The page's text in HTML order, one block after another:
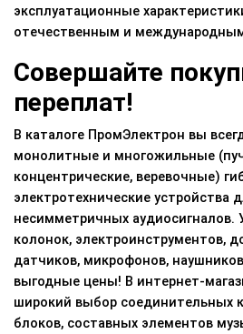
эксплуатационные
отечественным и
Совершайте
переплат!
В каталоге ПромЭлектрон вы
монолитные и многожильные
концентрические, веревочные)
электротехнические устройства
несимметричных аудиосигналов.
колонок, электроинструментов,
датчиков, микрофонов,
выгодные цены! В интернет-
широкий выбор соединительных
блоков, составных элементов